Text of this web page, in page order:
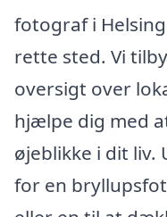
fotograf i
rette sted. Vi
oversigt over
hjælpe dig med
øjeblikke i dit liv.
for en